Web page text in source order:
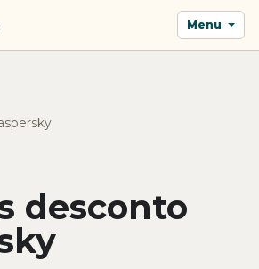
Menu
desconto